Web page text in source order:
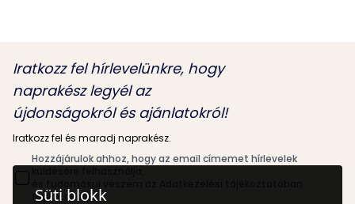
Süti blokk
Iratkozz fel hírlevelünkre, hogy
naprakész legyél az
újdonságokról és ajánlatokról!
Iratkozz fel és maradj naprakész.
Hozzájárulok ahhoz, hogy az email címemet hírlevelek
foglaltakat.